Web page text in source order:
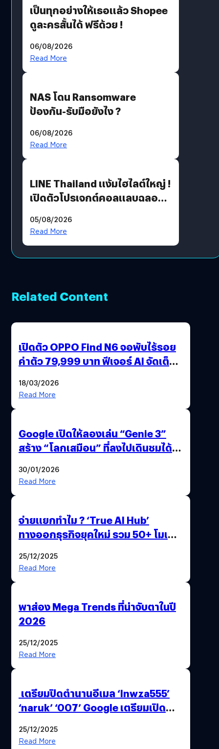
เป็นทุกอย่างให้เธอแล้ว Shopee
ดูละครสั้นได้ ฟรีด้วย !
06/08/2026
Read More
NAS โดน Ransomware
ป้องกัน-รับมือยังไง ?
06/08/2026
Read More
LINE Thailand แง้มไฮไลต์ใหญ่ !
เปิดตัวโปรเจกต์คอลแลบฉลอง
Moon x LINE FRIENDS
05/08/2026
Read More
Related Content
เปิดตัว OPPO Find N6 จอพับไร้รอย
ค่าตัว 79,999 บาท ฟีเจอร์ AI จัดเต็ม
18/03/2026
Read More
Google เปิดให้ลองเล่น “Genie 3”
สร้าง “โลกเสมือน” ที่ลงไปเดินชมได้
30/01/2026
Read More
จ่ายแยกทำไม ? ‘True AI Hub’
ทางออกธุรกิจยุคใหม่ รวม 50+ โมเดล
25/12/2025
Read More
พาส่อง Mega Trends ที่น่าจับตาในปี
2026
25/12/2025
Read More
เตรียมปิดตำนานอีเมล ‘lnwza555’
‘naruk’ ‘007’ Google เตรียมเปิด
25/12/2025
Read More